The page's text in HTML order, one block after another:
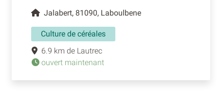
Jalabert, 81090, Laboulbene
Culture de céréales
6.9 km de Lautrec
ouvert maintenant